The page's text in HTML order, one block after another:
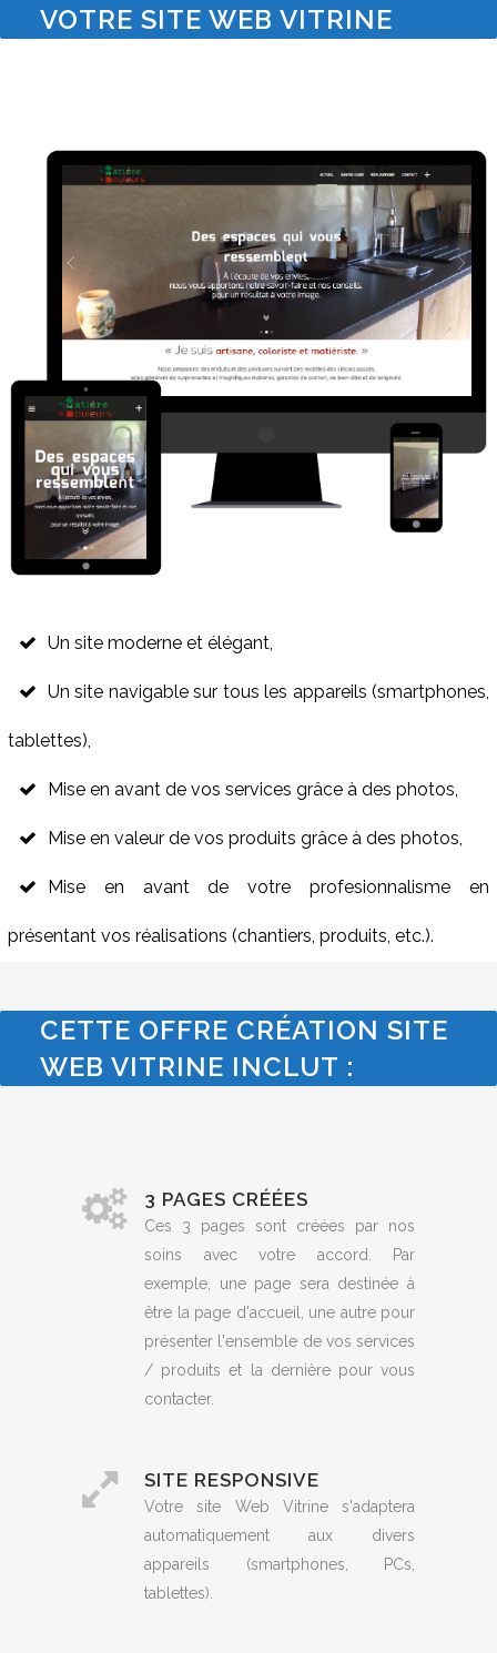
VOTRE SITE WEB VITRINE
Un site moderne et élégant,
Un site navigable sur tous les appareils (smartphones,
tablettes),
Mise en avant de vos services grâce à des photos,
Mise en valeur de vos produits grâce à des photos,
Mise en avant de votre profesionnalisme en
présentant vos réalisations (chantiers, produits, etc.).
CETTE OFFRE CRÉATION SITE
WEB VITRINE INCLUT :
3 PAGES CRÉÉES
Ces 3 pages sont créées par nos
soins avec votre accord. Par
exemple, une page sera destinée à
être la page d'accueil, une autre pour
présenter l'ensemble de vos services
/ produits et la dernière pour vous
contacter.
SITE RESPONSIVE
Votre site Web Vitrine s'adaptera
automatiquement aux divers
appareils (smartphones, PCs,
tablettes).